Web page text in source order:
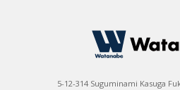
5-12-314 Suguminami Kasuga